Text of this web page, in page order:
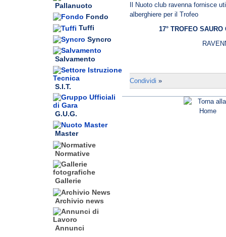
Pallanuoto
Fondo
Tuffi
Syncro
Salvamento
S.I.T.
G.U.G.
Master
Normative
Gallerie
Archivio news
Annunci
Il Nuoto club ravenna fornisce
alberghiere per il Trofeo
17° TROFEO
Condividi »